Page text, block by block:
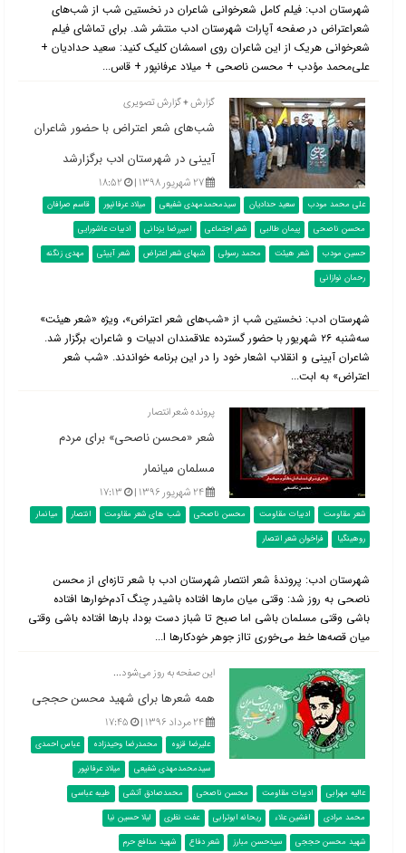
شهرستان ادب: فیلم کامل شعرخوانی شاعران در نخستین شب از شب‌های
شعراعتراض در صفحه آپارات شهرستان ادب منتشر شد. برای تماشای فیلم
شعرخوانی هریک از این شاعران روی اسمشان کلیک کنید: سعید حدادیان +
علی‌محمد مؤدب + محسن ناصحی + میلاد عرفانپور + قاس...
گزارش + گزارش تصویری
شب‌های شعر اعتراض با حضور شاعران
آیینی در شهرستان ادب برگزارشد
۲۷ شهریور ۱۳۹۸ | ۱۸:۵۲
علی محمد مودب سعید حدادیان سیدمحمدمهدی شفیعی میلاد عرفانپور
قاسم صرافان
محسن ناصحی
پیمان طالبی شعر اجتماعی امیررضا یزدانی
ادبیات عاشورایی
حسین مودب
شعر هیئت محمد رسولی شبهای شعر اعتراض شعر آییئی
مهدی زنگنه
رحمان نوازانی
شهرستان ادب: نخستین شب از «شب‌های شعر اعتراض»، ویژه «شعر هیئت»
سه‌شنبه ۲۶ شهریور با حضور گسترده علاقمندان ادبیات و شاعران، برگزار شد.
شاعران آیینی و انقلاب اشعار خود را در این برنامه خواندند. «شب شعر
اعتراض» به ابت...
پرونده شعر انتصار
شعر «محسن ناصحی» برای مردم
مسلمان میانمار
۲۴ شهریور ۱۳۹۶ | ۱۷:۱۳
شعر مقاومت ادبیات مقاومت محسن ناصحی شب های شعر مقاومت انتصار
میانمار
روهینگیا
فراخوان شعر انتصار
شهرستان ادب: پروندۀ شعر انتصار شهرستان ادب با شعر تازه‌ای از محسن
ناصحی به روز شد: وقتی میان مارها افتاده باشیدر چنگ آدم‌خوارها افتاده
باشی وقتی مسلمان باشی اما صبح تا شباز دست بودا، بارها افتاده باشی وقتی
میان قصه‌ها خط می‌خوری تااز جوهر خودکارها ا...
این صفحه به روز می‌شود...
همه شعرها برای شهید محسن حججی
۲۴ مرداد ۱۳۹۶ | ۱۷:۴۵
علیرضا قزوه محمدرضا وحیدزاده
عباس احمدی
سیدمحمدمهدی شفیعی
میلاد عرفانپور
عالیه مهرابی
ادبیات مقاومت محسن ناصحی محمدصادق آتشی
طیبه عباسی
محمد مرادی
افشین علاء ریحانه ابوترابی عفت نظری
لیلا حسین نیا
شهید محسن حججی
سیدحسن مبارز شعر دفاع شهید مدافع حرم